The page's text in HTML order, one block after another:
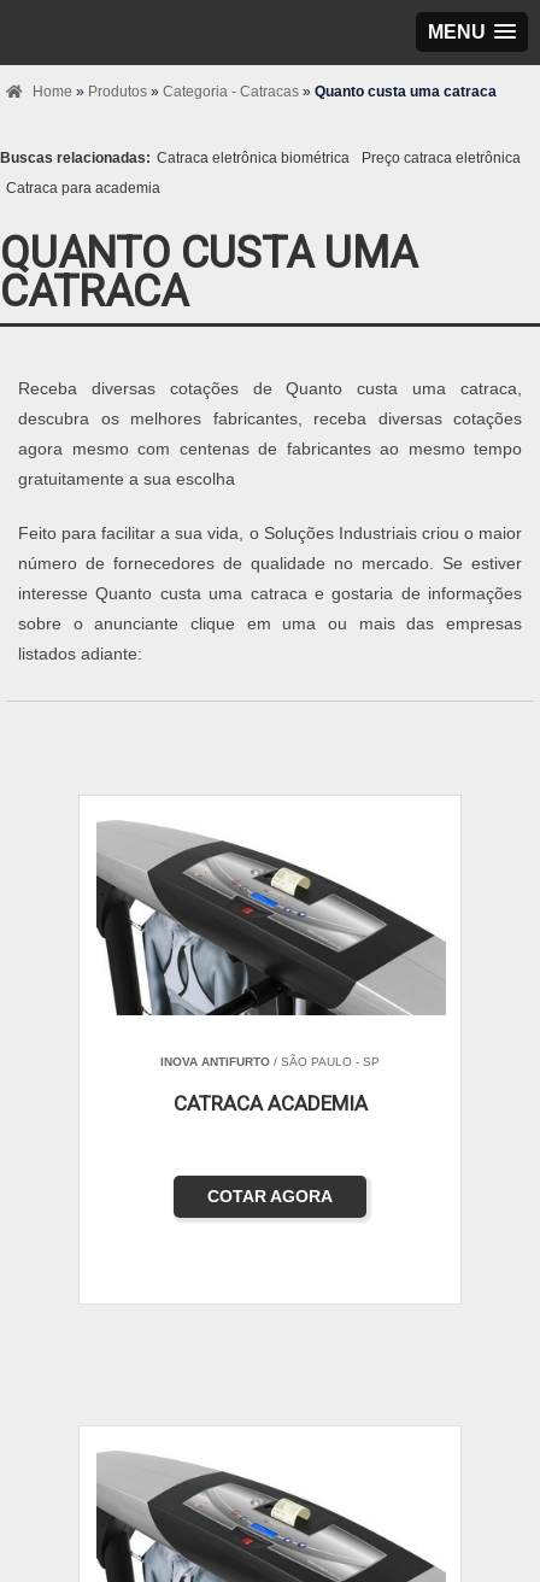
MENU
Home » Produtos » Categoria - Catracas » Quanto custa uma catraca
Buscas relacionadas: Catraca eletrônica biométrica
Preço catraca eletrônica
Catraca para academia
QUANTO CUSTA UMA
CATRACA
Receba diversas cotações de Quanto custa uma catraca,
descubra os melhores fabricantes, receba diversas cotações
agora mesmo com centenas de fabricantes ao mesmo tempo
gratuitamente a sua escolha
Feito para facilitar a sua vida, o Soluções Industriais criou o maior
número de fornecedores de qualidade no mercado. Se estiver
interesse Quanto custa uma catraca e gostaria de informações
sobre o anunciante clique em uma ou mais das empresas
listados adiante:
INOVA ANTIFURTO / SÃO PAULO - SP
CATRACA ACADEMIA
COTAR AGORA